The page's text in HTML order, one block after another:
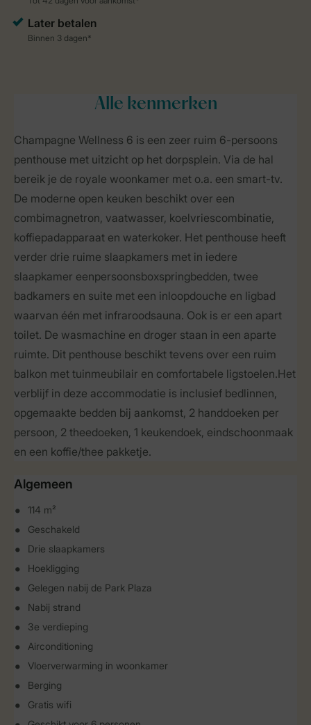
Alle kenmerken
Champagne Wellness 6 is een zeer ruim 6-persoons
penthouse met uitzicht op het dorpsplein. Via de hal
bereik je de royale woonkamer met o.a. een smart-tv.
De moderne open keuken beschikt over een
combimagnetron, vaatwasser, koelvriescombinatie,
koffiepadapparaat en waterkoker. Het penthouse heeft
verder drie ruime slaapkamers met in iedere
slaapkamer eenpersoonsboxspringbedden, twee
badkamers en suite met een inloopdouche en ligbad
waarvan één met infraroodsauna. Ook is er een apart
toilet. De wasmachine en droger staan in een aparte
ruimte. Dit penthouse beschikt tevens over een ruim
balkon met tuinmeubilair en comfortabele ligstoelen.Het
verblijf in deze accommodatie is inclusief bedlinnen,
opgemaakte bedden bij aankomst, 2 handdoeken per
persoon, 2 theedoeken, 1 keukendoek, eindschoonmaak
en een koffie/thee pakketje.
Algemeen
114 m²
Geschakeld
Drie slaapkamers
Hoekligging
Gelegen nabij de Park Plaza
Nabij strand
3e verdieping
Airconditioning
Vloerverwarming in woonkamer
Berging
Gratis wifi